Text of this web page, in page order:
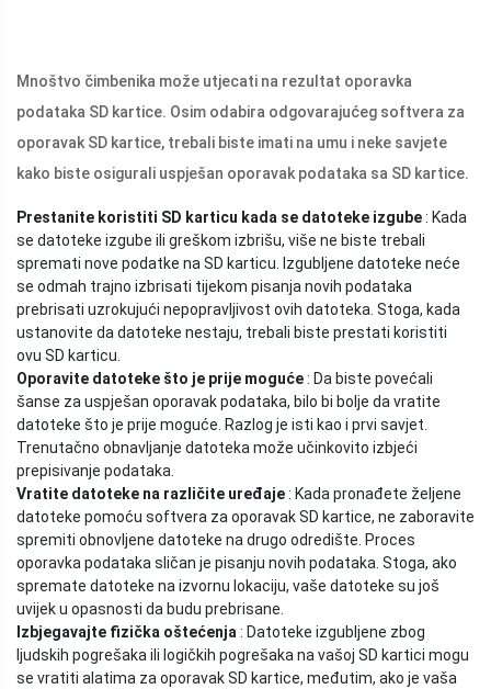
Mnoštvo čimbenika može utjecati na rezultat oporavka
podataka SD kartice. Osim odabira odgovarajućeg softvera za
oporavak SD kartice, trebali biste imati na umu i neke savjete
kako biste osigurali uspješan oporavak podataka sa SD kartice.
Prestanite koristiti SD karticu kada se datoteke izgube: Kada
se datoteke izgube ili greškom izbrišu, više ne biste trebali
spremati nove podatke na SD karticu. Izgubljene datoteke neće
se odmah trajno izbrisati tijekom pisanja novih podataka
prebrisati uzrokujući nepopravljivost ovih datoteka. Stoga, kada
ustanovite da datoteke nestaju, trebali biste prestati koristiti
ovu SD karticu.
Oporavite datoteke što je prije moguće: Da biste povećali
šanse za uspješan oporavak podataka, bilo bi bolje da vratite
datoteke što je prije moguće. Razlog je isti kao i prvi savjet.
Trenutačno obnavljanje datoteka može učinkovito izbjeći
prepisivanje podataka.
Vratite datoteke na različite uređaje: Kada pronađete željene
datoteke pomoću softvera za oporavak SD kartice, ne zaboravite
spremiti obnovljene datoteke na drugo odredište. Proces
oporavka podataka sličan je pisanju novih podataka. Stoga, ako
spremate datoteke na izvornu lokaciju, vaše datoteke su još
uvijek u opasnosti da budu prebrisane.
Izbjegavajte fizička oštećenja : Datoteke izgubljene zbog
ljudskih pogrešaka ili logičkih pogrešaka na vašoj SD kartici mogu
se vratiti alatima za oporavak SD kartice, međutim, ako je vaša